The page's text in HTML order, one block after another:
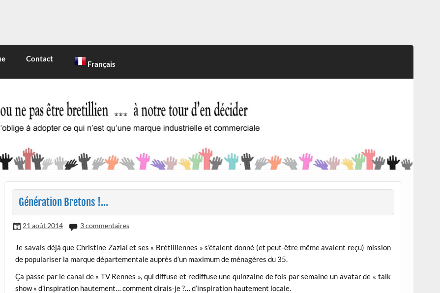
Contact
Français
Génération Bretons !…
21 août 2014 3 commentaires
Je savais déjà que Christine Zazial et ses « Brétilliennes » s’étaient donné (et peut-être même avaient reçu) mission
de populariser la marque départementale auprès d’un maximum de ménagères du 35.
Ça passe par le canal de « TV Rennes », qui diffuse et rediffuse une quinzaine de fois par semaine un avatar de « talk
show » d’inspiration hautement… comment dirais-je ?… d’inspiration hautement locale.